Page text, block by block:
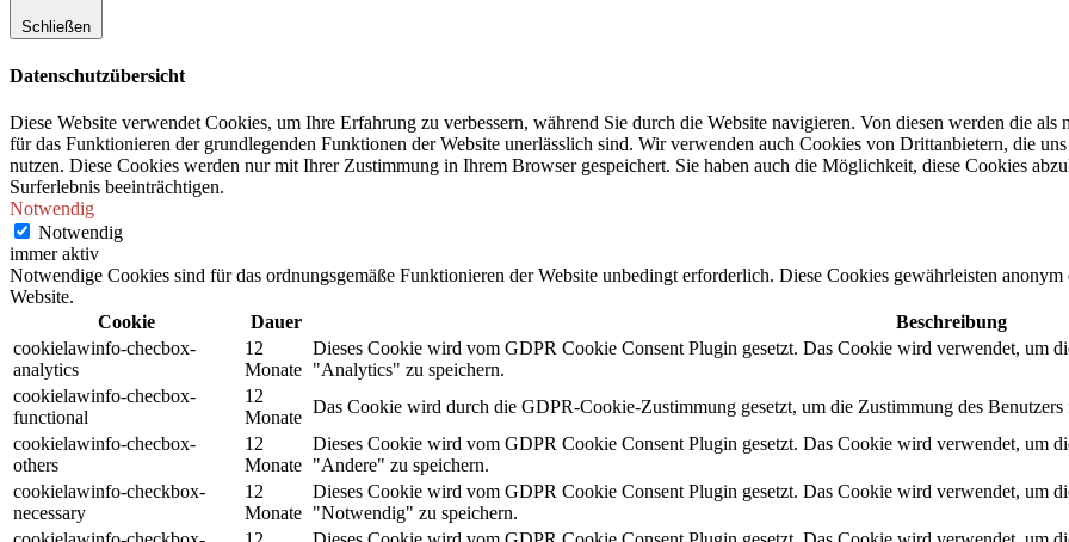
Schließen
Datenschutzübersicht
Diese Website verwendet Cookies, um Ihre Erfahrung zu verbessern, während Sie durch die Website navigieren. Von diesen werden die
für das Funktionieren der grundlegenden Funktionen der Website unerlässlich sind. Wir verwenden auch Cookies von Drittanbietern, die
nutzen. Diese Cookies werden nur mit Ihrer Zustimmung in Ihrem Browser gespeichert. Sie haben auch die Möglichkeit, diese Cookies
Surferlebnis beeinträchtigen.
Notwendig
Notwendig
immer aktiv
Notwendige Cookies sind für das ordnungsgemäße Funktionieren der Website unbedingt erforderlich. Diese Cookies gewährleisten
Website.
Cookie
Dauer
Beschreibung
cookielawinfo-checbox-
analytics
12
Monate
Dieses Cookie wird vom GDPR Cookie Consent Plugin gesetzt. Das Cookie wird verwendet, um
"Analytics" zu speichern.
cookielawinfo-checbox-
functional
12
Monate
Das Cookie wird durch die GDPR-Cookie-Zustimmung gesetzt, um die Zustimmung des
cookielawinfo-checbox-
others
12
Monate
Dieses Cookie wird vom GDPR Cookie Consent Plugin gesetzt. Das Cookie wird verwendet, um
"Andere" zu speichern.
cookielawinfo-checkbox-
necessary
12
Monate
Dieses Cookie wird vom GDPR Cookie Consent Plugin gesetzt. Das Cookie wird verwendet, um
"Notwendig" zu speichern.